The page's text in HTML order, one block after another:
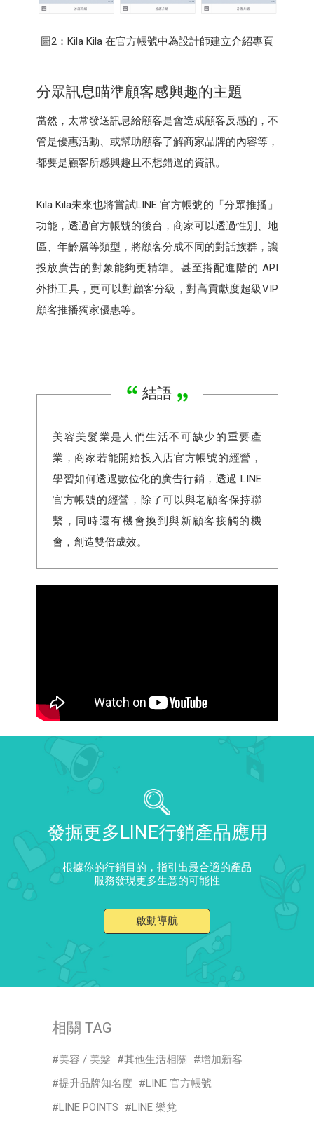
圖2：Kila Kila 在官方帳號中為設計師建立介紹專頁
分眾訊息瞄準顧客感興趣的主題
當然，太常發送訊息給顧客是會造成顧客反感的，不
管是優惠活動、或幫助顧客了解商家品牌的內容等，
都要是顧客所感興趣且不想錯過的資訊。
Kila Kila未來也將嘗試LINE 官方帳號的「分眾推播」
功能，透過官方帳號的後台，商家可以透過性別、地
區、年齡層等類型，將顧客分成不同的對話族群，讓
投放廣告的對象能夠更精準。甚至搭配進階的 API
外掛工具，更可以對顧客分級，對高貢獻度超級VIP
顧客推播獨家優惠等。
結語
美容美髮業是人們生活不可缺少的重要產
業，商家若能開始投入店官方帳號的經營，
學習如何透過數位化的廣告行銷，透過 LINE
官方帳號的經營，除了可以與老顧客保持聯
繫，同時還有機會換到與新顧客接觸的機
會，創造雙倍成效。
發掘更多LINE行銷產品應用
根據你的行銷目的，指引出最合適的產品
服務發現更多生意的可能性
啟動導航
相關 TAG
美容 / 美髮 其他生活相關
增加新客
提升品牌知名度
LINE 官方帳號
LINE POINTS
LINE 樂兌